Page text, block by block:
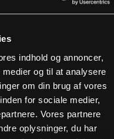
indhold og annoncer,
og til at analysere
om din brug af vores
for sociale medier,
Vores partnere
oplysninger, du har